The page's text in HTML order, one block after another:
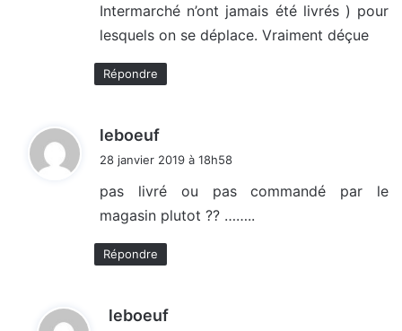
Intermarché n’ont jamais été livrés ) pour
lesquels on se déplace. Vraiment déçue
Répondre
leboeuf
:
28 janvier 2019 à 18h58
pas livré ou pas commandé par le
magasin plutot ?? ……..
Répondre
leboeuf